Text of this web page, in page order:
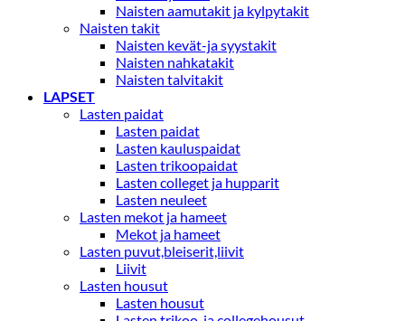
Naisten aamutakit ja kylpytakit
Naisten takit
Naisten kevät-ja syystakit
Naisten nahkatakit
Naisten talvitakit
LAPSET
Lasten paidat
Lasten paidat
Lasten kauluspaidat
Lasten trikoopaidat
Lasten colleget ja hupparit
Lasten neuleet
Lasten mekot ja hameet
Mekot ja hameet
Lasten puvut,bleiserit,liivit
Liivit
Lasten housut
Lasten housut